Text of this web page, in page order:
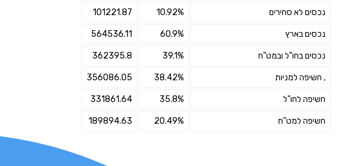
נכסים לא סחירים 10.92%
101221.87
נכסים בארץ 60.9%
564536.11
נכסים בחו"ל ובמט"ח 39.1%
362395.8
, חשיפה למניות 38.42%
356086.05
חשיפה לחו"ל 35.8%
331861.64
חשיפה למט"ח 20.49%
189894.63